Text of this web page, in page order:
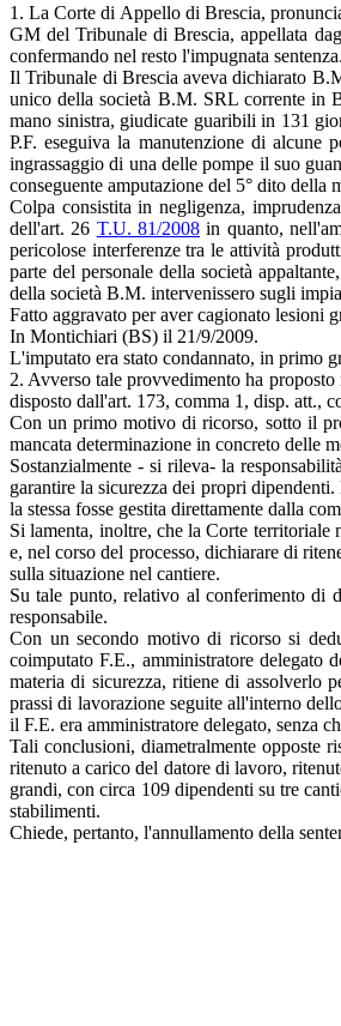
1. La Corte di Appello di Brescia,
GM del Tribunale di Brescia, appellata
confermando nel resto l'impugnata sentenza.
Il Tribunale di Brescia aveva dichiarato
unico della società B.M. SRL corrente in
mano sinistra, giudicate guaribili in 131
P.F. eseguiva la manutenzione di alcune
ingrassaggio di una delle pompe il suo
conseguente amputazione del 5° dito della
Colpa consistita in negligenza,
dell'art. 26 T.U. 81/2008 in quanto,
pericolose interferenze tra le attività
parte del personale della società
della società B.M. intervenissero sugli
Fatto aggravato per aver cagionato lesioni
In Montichiari (BS) il 21/9/2009.
L'imputato era stato condannato, in primo
2. Avverso tale provvedimento ha
disposto dall'art. 173, comma 1, disp. att.,
Con un primo motivo di ricorso, sotto il
mancata determinazione in concreto delle
Sostanzialmente - si rileva- la
garantire la sicurezza dei propri
la stessa fosse gestita direttamente dalla
Si lamenta, inoltre, che la Corte territoriale
e, nel corso del processo, dichiarare di
sulla situazione nel cantiere.
Su tale punto, relativo al conferimento di
responsabile.
Con un secondo motivo di ricorso si
coimputato F.E., amministratore delegato
materia di sicurezza, ritiene di assolverlo
prassi di lavorazione seguite all'interno
il F.E. era amministratore delegato, senza
Tali conclusioni, diametralmente opposte
ritenuto a carico del datore di lavoro,
grandi, con circa 109 dipendenti su tre
stabilimenti.
Chiede, pertanto, l'annullamento della